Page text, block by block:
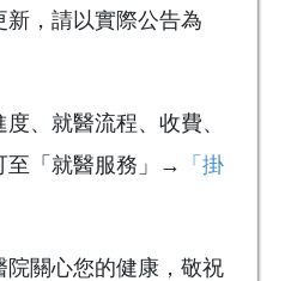
，請以實際公告為
、就醫流程、收費、
至「就醫服務」→
「掛
院關心您的健康，敬祝